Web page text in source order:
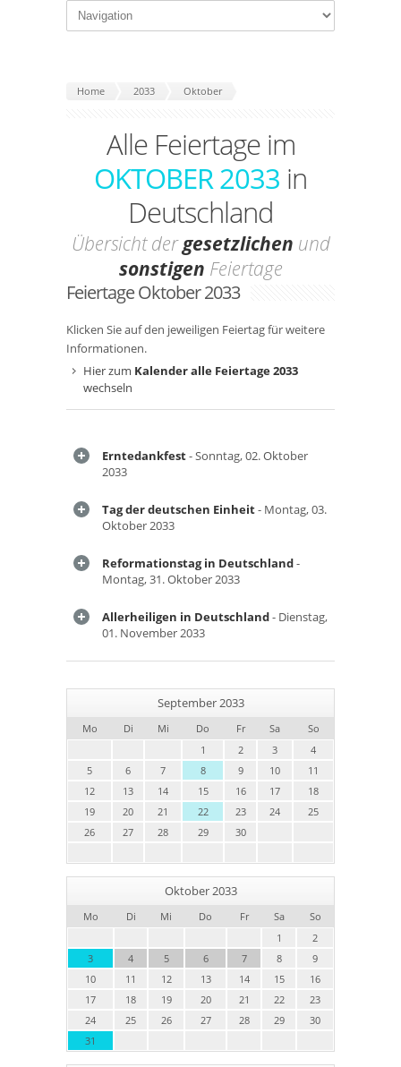
Home 2033 Oktober
Alle Feiertage im
OKTOBER 2033 in
Deutschland
Übersicht dergesetzlichen und
sonstigen Feiertage
Feiertage Oktober 2033
Klicken Sie auf den jeweiligen Feiertag für weitere
Informationen.
Hier zum Kalender alle Feiertage 2033
wechseln
Erntedankfest- Sonntag, 02. Oktober
2033
Tag der deutschen Einheit- Montag, 03.
Oktober 2033
Reformationstag in Deutschland-
Montag, 31. Oktober 2033
Allerheiligen in Deutschland- Dienstag,
01. November 2033
September 2033
Mo Di Mi Do Fr Sa
So
1
2 3
4
5
6 7 8 9 10
11
12
13 14 15 16 17
18
19
20 21 22 23 24
25
26
27 28 29 30
Oktober 2033
Mo Di Mi Do Fr Sa
So
1
2
3
4 5 6 7 8
9
10
11 12 13 14 15
16
17
18 19 20 21 22
23
24
25 26 27 28 29
30
31